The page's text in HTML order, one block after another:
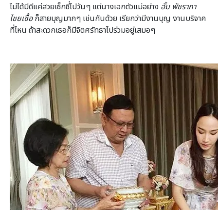
ไม่ได้มีดีแค่สวยเซ็กซี่ไปวันๆ แต่นางเอกตัวแม่อย่าง อั้ม พัชราภา
ไชยเชื้อก็สายบุญมากๆ เช่นกันด้วย เรียกว่ามีงานบุญ งานบริจาค
ที่ไหน ถ้าสะดวกเธอก็มีจิตศรัทธาไปร่วมอยู่เสมอๆ